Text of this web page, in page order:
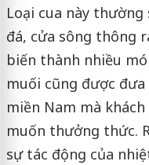
Loại cua này
đá, cửa sông thông
biến thành nhiều
muối cũng được
miền Nam mà
muốn thưởng thức.
sự tác động của